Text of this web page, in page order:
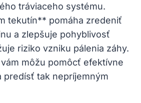
tráviaceho systému.
tekutín** pomáha zredeniť
a zlepšuje pohyblivosť
riziko vzniku pálenia záhy.
môžu pomôcť efektívne
predísť tak nepríjemným